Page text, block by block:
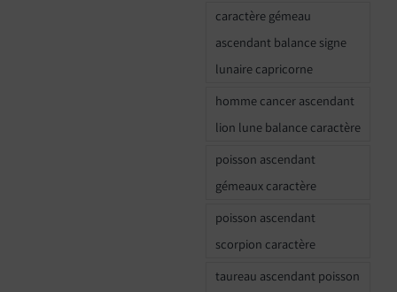
caractère gémeau
ascendant balance signe
lunaire capricorne
homme cancer ascendant
lion lune balance caractère
poisson ascendant
gémeaux caractère
poisson ascendant
scorpion caractère
taureau ascendant poisson